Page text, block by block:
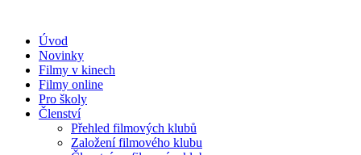
obsahuÚvod
Novinky
Filmy v kinech
Filmy online
Pro školy
Členství
Přehled filmových klubů
Založení filmového klubu